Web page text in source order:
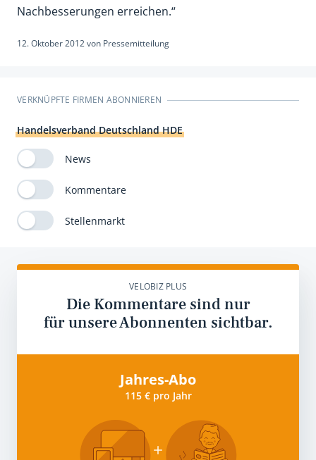
Nachbesserungen erreichen.“
12. Oktober 2012von Pressemitteilung
VERKNÜPFTE FIRMEN ABONNIEREN
Handelsverband Deutschland HDE
News
Kommentare
Stellenmarkt
VELOBIZ PLUS
Die Kommentare sind nur
für unsere Abonnenten sichtbar.
Jahres-Abo
115 € pro Jahr